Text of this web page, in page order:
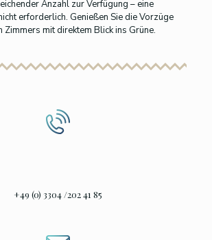
Anzahl zur Verfügung – eine
erforderlich. Genießen Sie die Vorzüge
Zimmers mit direktem Blick ins Grüne.
+49 (0) 3304 /202 41 85